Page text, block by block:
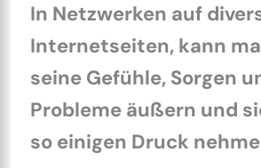
In Netzwerken auf
Internetseiten, kann
seine Gefühle, Sorgen
Probleme äußern und
so einigen Druck